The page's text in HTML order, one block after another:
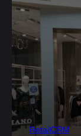
RetailCRM